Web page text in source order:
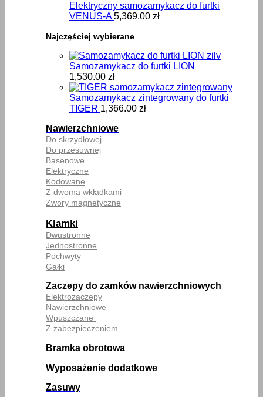
Elektryczny samozamykacz do furtki
VENUS-A 5,369.00 zł
Najczęściej wybierane
Samozamykacz do furtki LION
1,530.00 zł
Samozamykacz zintegrowany do furtki
TIGER 1,366.00 zł
Nawierzchniowe
Do skrzydłowej
Do przesuwnej
Basenowe
Elektryczne
Kodowane
Z dwoma wkładkami
Zwory magnetyczne
Klamki
Dwustronne
Jednostronne
Pochwyty
Gałki
Zaczepy do zamków nawierzchniowych
Elektrozaczepy
Nawierzchniowe
Wpuszczane
Z zabezpieczeniem
Bramka obrotowa
Wyposażenie dodatkowe
Zasuwy